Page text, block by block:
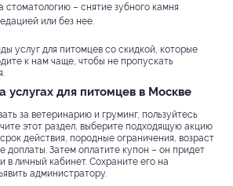
– снятие зубного камня
или без нее.
услуг для питомцев со скидкой, которые
к нам чаще, чтобы не пропускать
услугах для питомцев в Москве
за ветеринарию и груминг, пользуйтесь
этот раздел, выберите подходящую акцию
действия, породные ограничения, возраст
доплаты. Затем оплатите купон – он придет
в личный кабинет. Сохраните его на
администратору.